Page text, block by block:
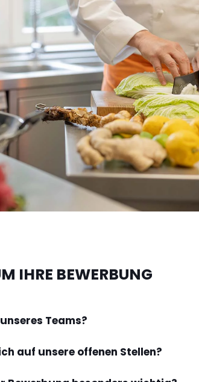
IHRE BEWERBUNG
Teams?
auf unsere offenen Stellen?